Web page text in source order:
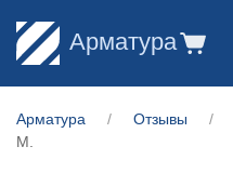
Арматура
Арматура Отзывы
М.